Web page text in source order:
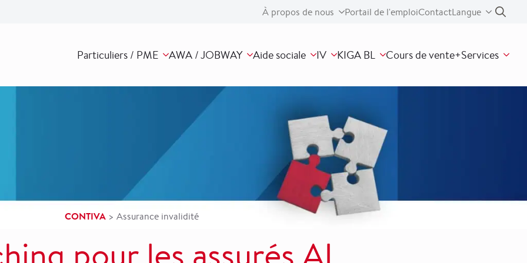
À propos de nous Portail de l'emploiContactLangue
:
Particuliers / PME AWA / JOBWAY Aide sociale IV KIGA BL Cours de vente+Services
CONTIVA > Assurance invalidité
pour les assurés AI